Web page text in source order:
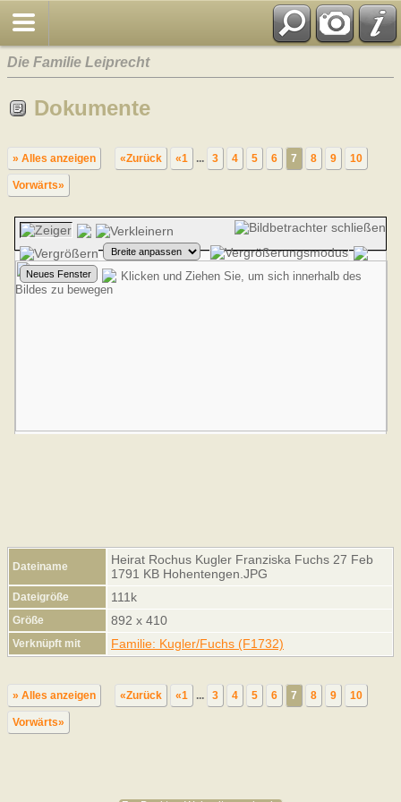
Die Familie Leiprecht
Dokumente
» Alles anzeigen «Zurück «1 ... 3 4 5 6 7 8 9 10
Vorwärts»
Dateiname
Heirat Rochus Kugler Franziska Fuchs 27 Feb
1791 KB Hohentengen.JPG
Dateigröße 111k
Größe 892 x 410
Verknüpft mit Familie: Kugler/Fuchs (F1732)
» Alles anzeigen «Zurück «1 ... 3 4 5 6 7 8 9 10
Vorwärts»